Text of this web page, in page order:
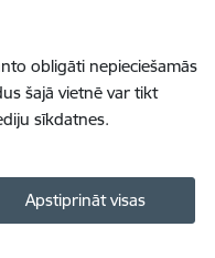
obligāti nepieciešamās
šajā vietnē var tikt
sīkdatnes.
Apstiprināt visas